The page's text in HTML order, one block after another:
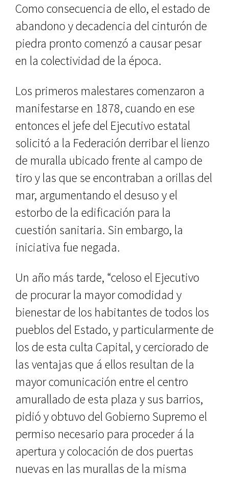
Co­mo consecuencia de ello, el estado de
abandono y decadencia del cinturón de
piedra pronto comenzó a causar pesar
en la colectividad de la época.
Los primeros malestares comen­zaron a
manifestarse en 1878, cuando en ese
entonces el jefe del Ejecutivo estatal
solicitó a la Federación de­rribar el lienzo
de muralla ubicado frente al campo de
tiro y las que se encontraban a orillas del
mar, argu­mentando el desuso y el
estorbo de la edificación para la
cuestión sanitaria. Sin embargo, la
iniciativa fue negada.
Un año más tarde, “celoso el Eje­cutivo
de procurar la mayor comodi­dad y
bienestar de los habitantes de todos los
pueblos del Estado, y par­ticularmente de
los de esta culta Ca­pital, y cerciorado de
las ventajas que á ellos resultan de la
mayor comuni­cación entre el centro
amurallado de esta plaza y sus barrios,
pidió y obtu­vo del Gobierno Supremo el
permiso necesario para proceder á la
apertura y colocación de dos puertas
nuevas en las murallas de la misma